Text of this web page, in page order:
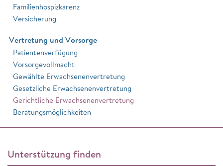
Familienhospizkarenz
Versicherung
Vertretung und Vorsorge
Patientenverfügung
Vorsorgevollmacht
Gewählte Erwachsenenvertretung
Gesetzliche Erwachsenenvertretung
Gerichtliche Erwachsenenvertretung
Beratungsmöglichkeiten
Unterstützung finden